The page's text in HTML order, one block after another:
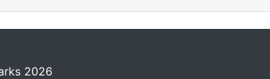
2026